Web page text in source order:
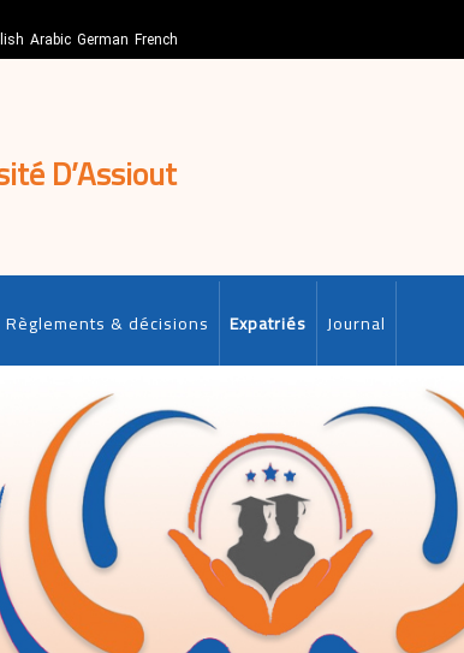
Arabic German French
D’Assiout
Règlements & décisions Expatriés Journal